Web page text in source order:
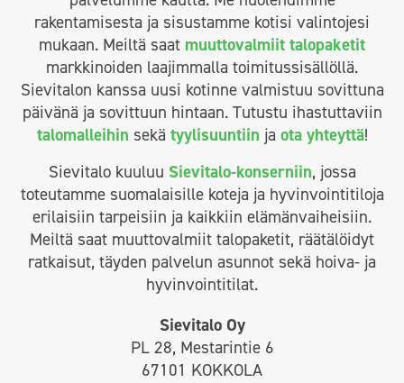
rakentamisesta ja sisustamme kotisi valintojesi
mukaan. Meiltä saat muuttovalmiit talopaketit
markkinoiden laajimmalla toimitussisällöllä.
Sievitalon kanssa uusi kotinne valmistuu sovittuna
päivänä ja sovittuun hintaan. Tutustu ihastuttaviin
talomalleihin sekä tyylisuuntiin ja ota yhteyttä!
Sievitalo kuuluu Sievitalo-konserniin, jossa
toteutamme suomalaisille koteja ja hyvinvointitiloja
erilaisiin tarpeisiin ja kaikkiin elämänvaiheisiin.
Meiltä saat muuttovalmiit talopaketit, räätälöidyt
ratkaisut, täyden palvelun asunnot sekä hoiva- ja
hyvinvointitilat.
Sievitalo Oy
PL 28, Mestarintie 6
67101 KOKKOLA